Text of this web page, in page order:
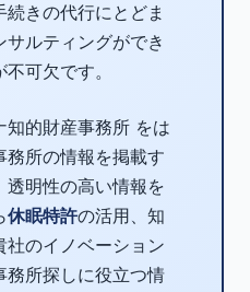
きの代行にとどま
ルティングができ
可欠です。
知的財産事務所 をは
務所の情報を掲載す
透明性の高い情報を
休眠特許の活用、知
社のイノベーション
務所探しに役立つ情